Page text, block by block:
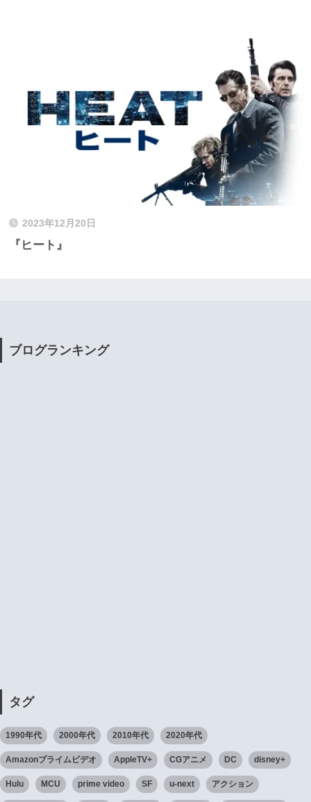
2023年12月20日
『ヒート』
ブログランキング
タグ
1990年代 2000年代 2010年代 2020年代
Amazonプライムビデオ AppleTV+ CGアニメ DC disney+
Hulu MCU prime video SF u-next アクション